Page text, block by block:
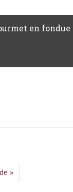
en fondue
»